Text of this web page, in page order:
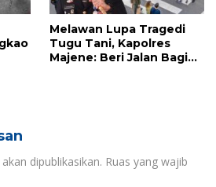
Melawan Lupa Tragedi
Tugu Tani, Kapolres
Majene: Beri Jalan Bagi
dipublikasikan. Ruas yang wajib